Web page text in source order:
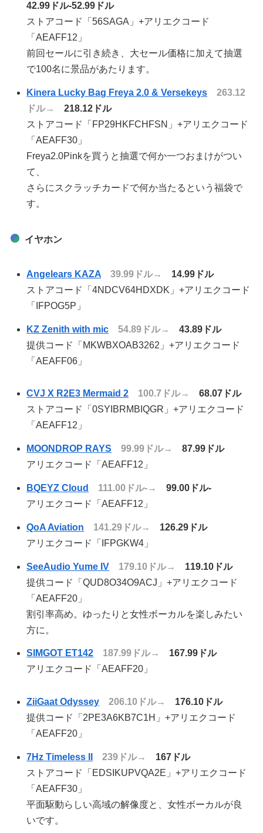
42.99ドル-52.99ドル
ストアコード「56SAGA」+アリエクコード
「AEAFF12」
前回セールに引き続き、大セール価格に加えて抽選
で100名に景品があたります。
Kinera Lucky Bag Freya 2.0 & Versekeys
263.12
ドル→
218.12ドル
ストアコード「FP29HKFCHFSN」+アリエクコード
「AEAFF30」
Freya2.0Pinkを買うと抽選で何か一つおまけがつい
て、
さらにスクラッチカードで何か当たるという福袋で
す。
イヤホン
Angelears KAZA 39.99ドル→
14.99ドル
ストアコード「4NDCV64HDXDK」+アリエクコード
「IFPOG5P」
KZ Zenith with mic 54.89ドル→
43.89ドル
提供コード「MKWBXOAB3262」+アリエクコード
「AEAFF06」
CVJ X R2E3 Mermaid 2 100.7ドル→
68.07ドル
ストアコード「0SYIBRMBIQGR」+アリエクコード
「AEAFF12」
MOONDROP RAYS 99.99ドル→
87.99ドル
アリエクコード「AEAFF12」
BQEYZ Cloud 111.00ドル-→
99.00ドル-
アリエクコード「AEAFF12」
QoA Aviation 141.29ドル→
126.29ドル
アリエクコード「IFPGKW4」
SeeAudio Yume IV 179.10ドル→
119.10ドル
提供コード「QUD8O34O9ACJ」+アリエクコード
「AEAFF20」
割引率高め。ゆったりと女性ボーカルを楽しみたい
方に。
SIMGOT ET142 187.99ドル→
167.99ドル
アリエクコード「AEAFF20」
ZiiGaat Odyssey 206.10ドル→
176.10ドル
提供コード「2PE3A6KB7C1H」+アリエクコード
「AEAFF20」
7Hz Timeless II 239ドル→
167ドル
ストアコード「EDSIKUPVQA2E」+アリエクコード
「AEAFF30」
平面駆動らしい高域の解像度と、女性ボーカルが良
いです。